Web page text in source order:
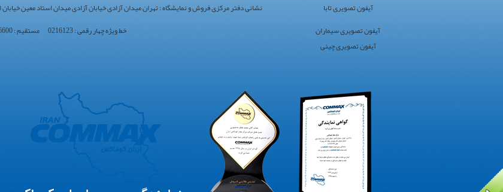
تصویری
سایت
برگزیده
آیفون تصویری تابا
نشانی دفتر مرکزی فروش و نمایشگاه : تهران میدان آزادی خیابان آزادی میدان استاد معین خیابان ۲۱ متری جی بین طوس و دامپزشکی پلاک 154 - 156 - 158
آیفون تصویری سیماران
خط ویژه چهار رقمی : 0216123 مستقیم : 66006600
آیفون تصویری چینی